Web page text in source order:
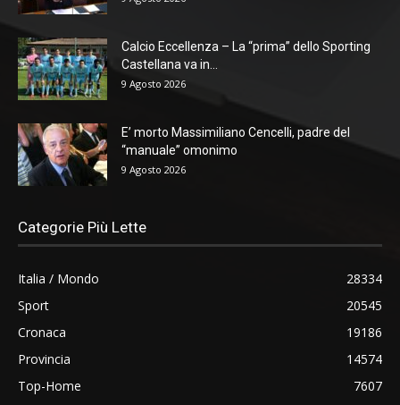
Calcio Eccellenza – La “prima” dello Sporting
Castellana va in...
9 Agosto 2026
E’ morto Massimiliano Cencelli, padre del
“manuale” omonimo
9 Agosto 2026
Categorie Più Lette
Italia / Mondo
28334
Sport
20545
Cronaca
19186
Provincia
14574
Top-Home
7607